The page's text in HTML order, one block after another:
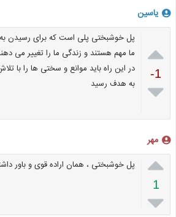
یاسین

-1

پل خوشبختی پلی است که برای رسیدن به
ما مهم هستند و زندگی ما را تغییر می
در این راه باید موانع و سختی ها را با
به هدف رسید
مهر

1

پل خوشبختی ، همان اراده قوی و باور